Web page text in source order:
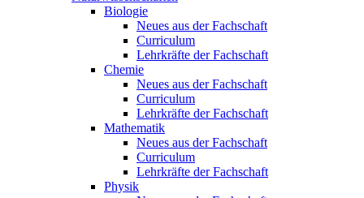
Biologie
Neues aus der Fachschaft
Curriculum
Lehrkräfte der Fachschaft
Chemie
Neues aus der Fachschaft
Curriculum
Lehrkräfte der Fachschaft
Mathematik
Neues aus der Fachschaft
Curriculum
Lehrkräfte der Fachschaft
Physik